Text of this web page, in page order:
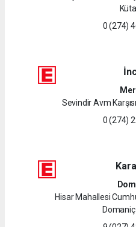
0 (274)
Sevindir Avm
0 (274)
Hisar Mahallesi